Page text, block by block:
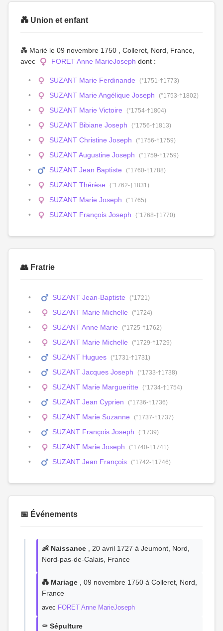
💑 Union et enfant
💑 Marié le 09 novembre 1750 , Colleret, Nord, France,
avec
FORET Anne MarieJoseph dont :
SUZANT Marie Ferdinande (°1751-†1773)
SUZANT Marie Angélique Joseph (°1753-†1802)
SUZANT Marie Victoire (°1754-†1804)
SUZANT Bibiane Joseph (°1756-†1813)
SUZANT Christine Joseph (°1756-†1759)
SUZANT Augustine Joseph (°1759-†1759)
SUZANT Jean Baptiste (°1760-†1788)
SUZANT Thérèse (°1762-†1831)
SUZANT Marie Joseph (°1765)
SUZANT François Joseph (°1768-†1770)
👥 Fratrie
SUZANT Jean-Baptiste (°1721)
SUZANT Marie Michelle (°1724)
SUZANT Anne Marie (°1725-†1762)
SUZANT Marie Michelle (°1729-†1729)
SUZANT Hugues (°1731-†1731)
SUZANT Jacques Joseph (°1733-†1738)
SUZANT Marie Margueritte (°1734-†1754)
SUZANT Jean Cyprien (°1736-†1736)
SUZANT Marie Suzanne (°1737-†1737)
SUZANT François Joseph (°1739)
SUZANT Marie Joseph (°1740-†1741)
SUZANT Jean François (°1742-†1746)
📅 Événements
👶 Naissance , 20 avril 1727 à Jeumont, Nord,
Nord-pas-de-Calais, France
💑 Mariage , 09 novembre 1750 à Colleret, Nord,
France
avec FORET Anne MarieJoseph
⚰️ Sépulture